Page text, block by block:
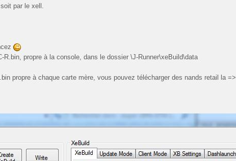
par le xell.
propre à la console, dans le dossier \J-Runner\xeBuild\data
propre à chaque carte mère, vous pouvez télécharger des nands retail la =>